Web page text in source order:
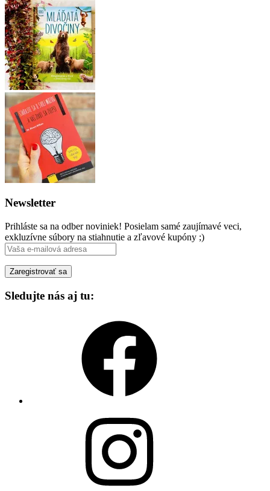
Newsletter
Prihláste sa na odber noviniek! Posielam samé zaujímavé veci,
exkluzívne súbory na stiahnutie a zľavové kupóny ;)
Sledujte nás aj tu: